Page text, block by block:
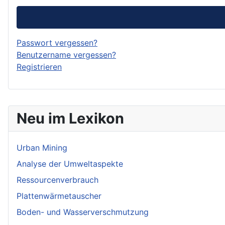
Neu im Lexikon
Urban Mining
Analyse der Umweltaspekte
Ressourcenverbrauch
Plattenwärmetauscher
Boden- und Wasserverschmutzung
Passwort vergessen?
Benutzername vergessen?
Registrieren